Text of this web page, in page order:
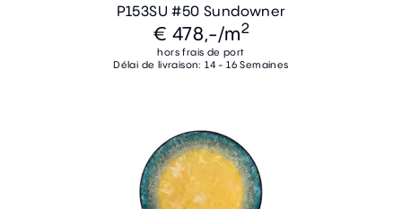
P153SU #50 Sundowner
€ 478,-/m2
hors frais de port
Délai de livraison: 14 - 16 Semaines